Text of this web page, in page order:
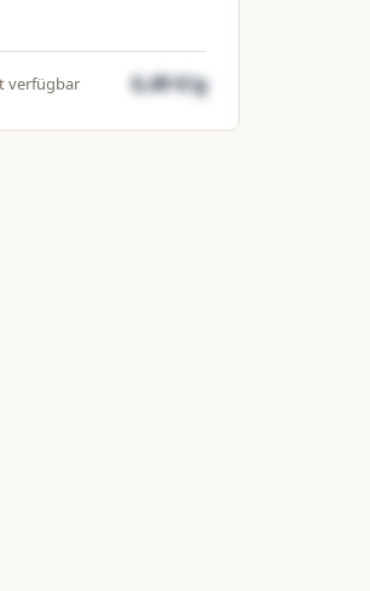
verfügbar 6,49 €/g